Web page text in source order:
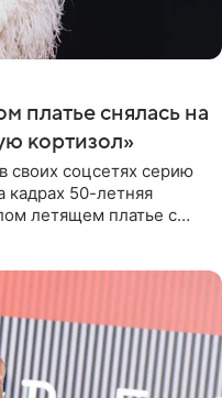
платье снялась на
кортизол»
своих соцсетях серию
кадрах 50-летняя
летящем платье с